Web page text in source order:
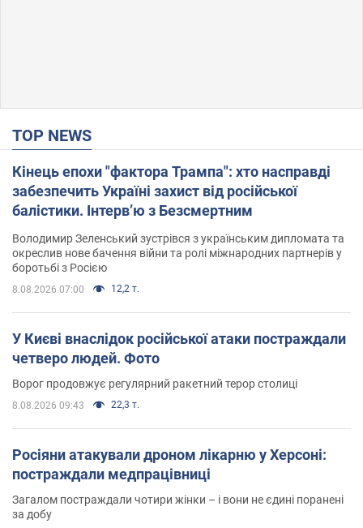
TOP NEWS
Кінець епохи "фактора Трампа": хто насправді
забезпечить Україні захист від російської
балістики. Інтерв’ю з Безсмертним
Володимир Зеленський зустрівся з українським дипломата та
окреслив нове бачення війни та ролі міжнародних партнерів у
боротьбі з Росією
8.08.2026 07:00 12,2 т.
У Києві внаслідок російської атаки постраждали
четверо людей. Фото
Ворог продовжує регулярний ракетний терор столиці
8.08.2026 09:43 22,3 т.
Росіяни атакували дроном лікарню у Херсоні:
постраждали медпрацівниці
Загалом постраждали чотири жінки – і вони не єдині поранені
за добу